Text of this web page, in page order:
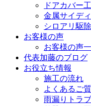
ドアカバー
金属サイデ
シロアリ駆
お客様の声
お客様の声
代表加藤のブログ
お役立ち情報
施工の流れ
よくあるご
雨漏りトラ